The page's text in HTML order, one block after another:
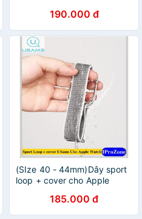
hãng Cottecci190.000 đ
(SIze 40 - 44mm)Dây sport
loop + cover cho Apple
185.000 đ